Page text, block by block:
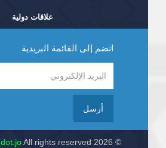
علاقات دولية
انضم إلى القائمة البريدية
أرسل
© 2026 Developed by
dot.joAll rights reserved.